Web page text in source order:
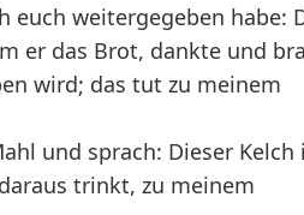
euch weitergegeben habe:
er das Brot, dankte und
wird; das tut zu meinem
und sprach: Dieser Kelch
trinkt, zu meinem